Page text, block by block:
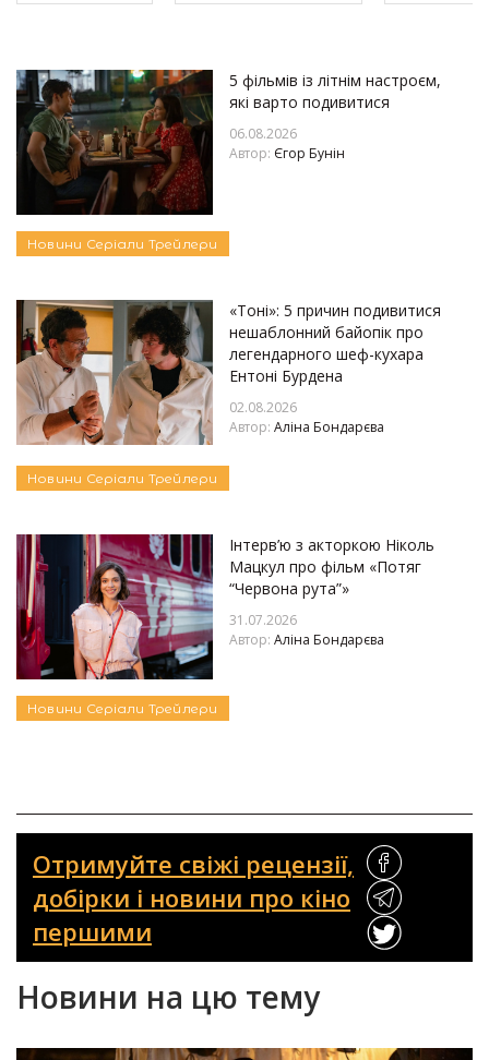
5 фільмів із літнім настроєм,
які варто подивитися
06.08.2026
Автор: Єгор Бунін
Новини Серіали Трейлери
«Тоні»: 5 причин подивитися
нешаблонний байопік про
легендарного шеф-кухара
Ентоні Бурдена
02.08.2026
Автор: Аліна Бондарєва
Новини Серіали Трейлери
Інтерв’ю з акторкою Ніколь
Мацкул про фільм «Потяг
“Червона рута”»
31.07.2026
Автор: Аліна Бондарєва
Новини Серіали Трейлери
Отримуйте свіжі рецензії,
добірки і новини про кіно
першими
Новини на цю тему